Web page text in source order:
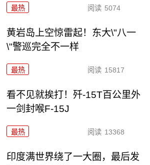
最热 阅读 5074
黄岩岛上空惊雷起！东大\"八一
\"警巡完全不一样
最热 阅读 15817
看不见就挨打！歼-15T百公里外
一剑封喉F-15J
最热 阅读 13368
印度满世界绕了一大圈，最后发